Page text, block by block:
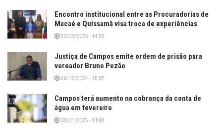
Encontro institucional entre as Procuradorias de
Macaé e Quissamã visa troca de experiências
20/03/2025 - 14:35
Justiça de Campos emite ordem de prisão para
vereador Bruno Pezão
23/12/2024 - 15:07
Campos terá aumento na cobrança da conta de
água em fevereiro
03/01/2025 - 11:03